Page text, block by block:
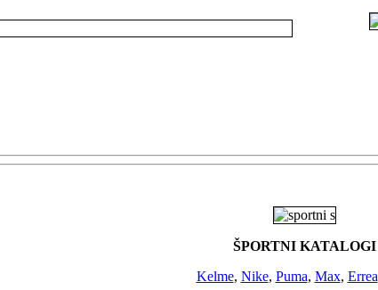
ŠPORTNI KATALOGI
Kelme, Nike, Puma, Max, Errea